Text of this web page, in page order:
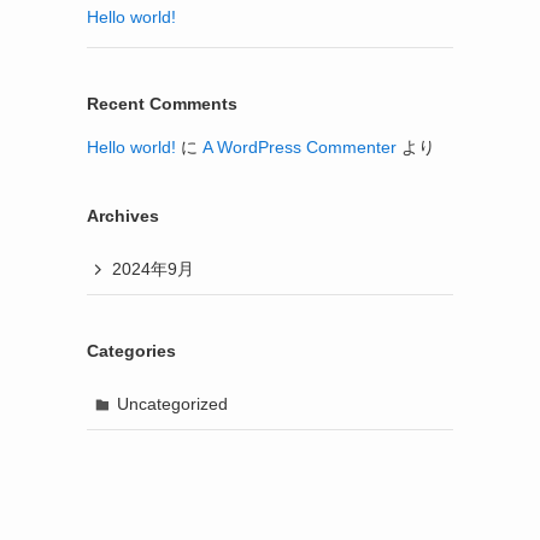
Hello world!
Recent Comments
Hello world! に A WordPress Commenter より
Archives
2024年9月
Categories
Uncategorized